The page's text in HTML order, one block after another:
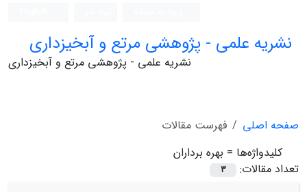
نشریه علمی - پژوهشی مرتع و آبخیزداری
نشریه علمی - پژوهشی مرتع و آبخیزداری
صفحه اصلی
فهرست مقالات
کلیدواژه‌ها = بهره برداران
تعداد مقالات:
3